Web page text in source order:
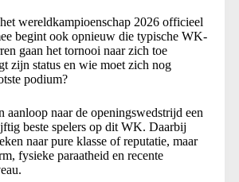
wereldkampioenschap 2026 officieel
begint ook opnieuw die typische WK-
gaan het tornooi naar zich toe
zijn status en wie moet zich nog
podium?
aanloop naar de openingswedstrijd een
beste spelers op dit WK. Daarbij
naar pure klasse of reputatie, maar
fysieke paraatheid en recente